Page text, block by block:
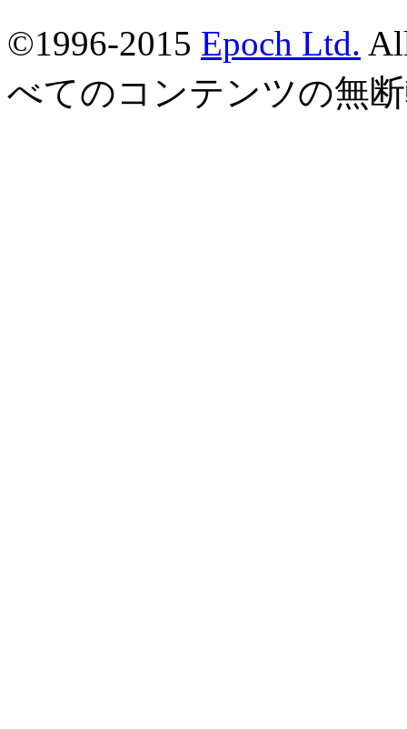
©1996-2015 Epoch Ltd.
べてのコンテンツの無